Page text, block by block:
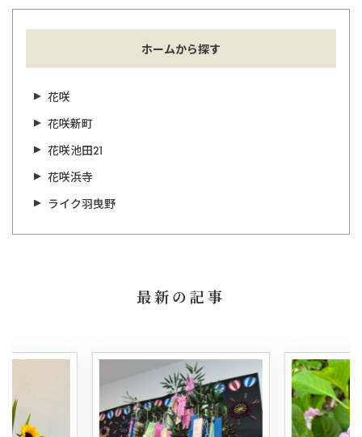
ホームから探す
花咲
花咲新町
花咲池田21
花咲浜寺
ライク羽曳野
最新の記事